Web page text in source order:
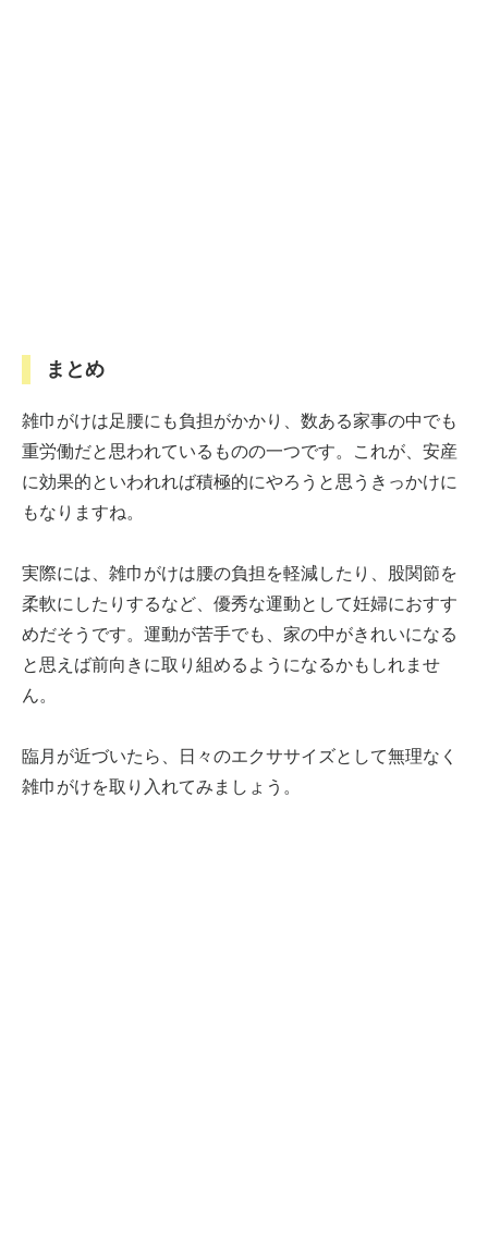
まとめ
雑巾がけは足腰にも負担がかかり、数ある家事の中でも
重労働だと思われているものの一つです。これが、安産
に効果的といわれれば積極的にやろうと思うきっかけに
もなりますね。
実際には、雑巾がけは腰の負担を軽減したり、股関節を
柔軟にしたりするなど、優秀な運動として妊婦におすす
めだそうです。運動が苦手でも、家の中がきれいになる
と思えば前向きに取り組めるようになるかもしれませ
ん。
臨月が近づいたら、日々のエクササイズとして無理なく
雑巾がけを取り入れてみましょう。